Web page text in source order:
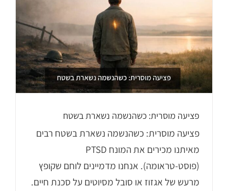
פציעה מוסרית: כשהנשמה נשארת בשטח
פציעה מוסרית: כשהנשמה נשארת בשטח רבים
מאיתנו מכירים את המונח PTSD
(פוסט-טראומה). אנחנו מדמיינים לוחם שקופץ
מרעש של אגזוז או סובל מסיוטים על סכנת חיים.